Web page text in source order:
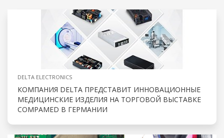
DELTA ELECTRONICS
КОМПАНИЯ DELTA ПРЕДСТАВИТ ИННОВАЦИОННЫЕ
МЕДИЦИНСКИЕ ИЗДЕЛИЯ НА ТОРГОВОЙ ВЫСТАВКЕ
COMPAMED В ГЕРМАНИИ